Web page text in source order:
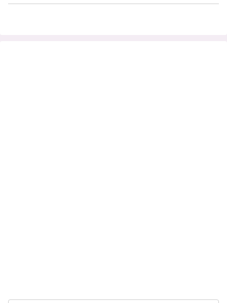
にファンからは心配の声も